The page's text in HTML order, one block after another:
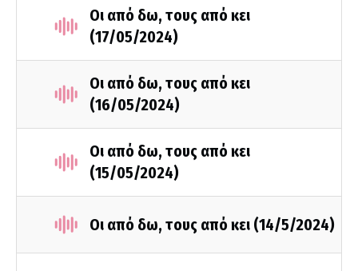
Οι από δω, τους από κει
(17/05/2024)
Οι από δω, τους από κει
(16/05/2024)
Οι από δω, τους από κει
(15/05/2024)
Οι από δω, τους από κει (14/5/2024)